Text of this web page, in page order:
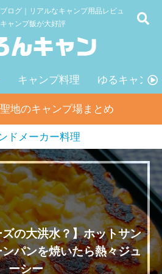
ログ｜リアルなキャンプ用品レビュ
ャンプ飯が大好評
キャンプ料理 ゆるキャン△
地のキャンプ場まとめ
ドメーカー料理
ズの大洪水？】ホットサン
ンパンを焼いたら熱々ジュ
ーシー